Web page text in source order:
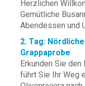
Herzlichen
Gemütliche
Abendessen und
2. Tag:
Grappaprobe
Erkunden Sie
führt Sie Ihr Weg